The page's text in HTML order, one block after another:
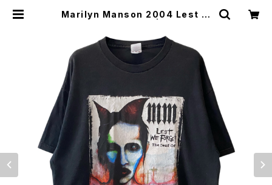
Marilyn Manson 2004 Lest W